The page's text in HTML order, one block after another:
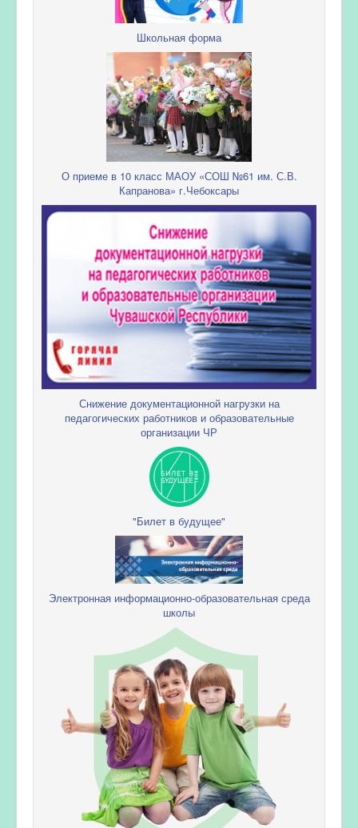
Школьная форма
О приеме в 10 класс МАОУ «СОШ №61 им. С.В.
Капранова» г.Чебоксары
Снижение документационной нагрузки на
педагогических работников и образовательные
организации ЧР
"Билет в будущее"
Электронная информационно-образовательная среда
школы